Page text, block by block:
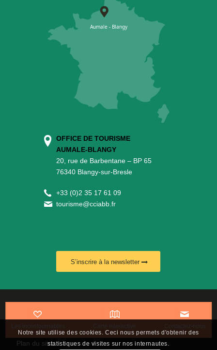
Les incontournables Carte interactive Contactez-nous
OFFICE DE TOURISME
AUMALE-BLANGY
20, rue de Barbentane – BP 65
76340 Blangy-sur-Bresle
+33 (0)2 35 17 61 09
tourisme@cciabb.fr
S’inscrire à la newsletter
Politique de confidentialité
Plan du site
Notre site utilise des cookies. Ceci nous permets d'obtenir des
statistiques de visites sur nos internautes.